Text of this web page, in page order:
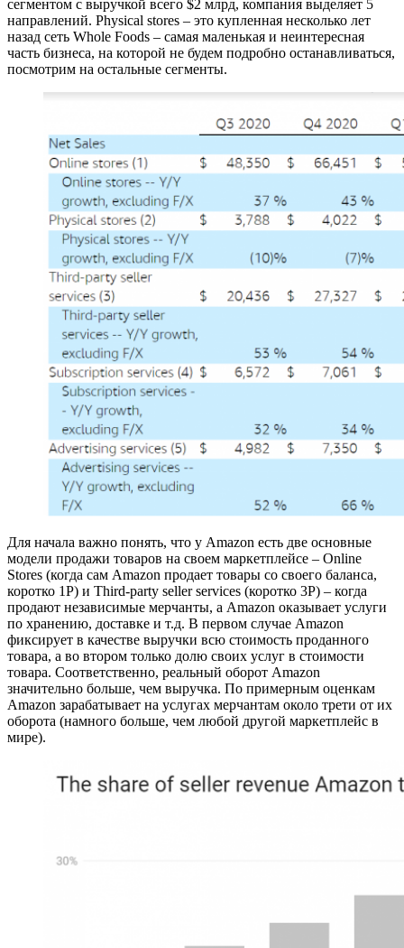
сегментом с выручкой всего $2 млрд, компания выделяет 5
направлений. Physical stores – это купленная несколько лет
назад сеть Whole Foods – самая маленькая и неинтересная
часть бизнеса, на которой не будем подробно останавливаться,
посмотрим на остальные сегменты.
Для начала важно понять, что у Amazon есть две основные
модели продажи товаров на своем маркетплейсе – Online
Stores (когда сам Amazon продает товары со своего баланса,
коротко 1P) и Third-party seller services (коротко 3P) – когда
продают независимые мерчанты, а Amazon оказывает услуги
по хранению, доставке и т.д. В первом случае Amazon
фиксирует в качестве выручки всю стоимость проданного
товара, а во втором только долю своих услуг в стоимости
товара. Соответственно, реальный оборот Amazon
значительно больше, чем выручка. По примерным оценкам
Amazon зарабатывает на услугах мерчантам около трети от их
оборота (намного больше, чем любой другой маркетплейс в
мире).